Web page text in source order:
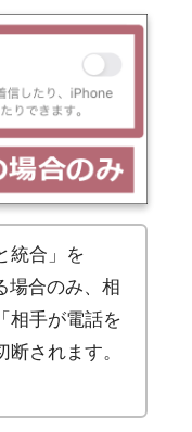
統合」を
場合のみ、相
相手が電話を
されます。